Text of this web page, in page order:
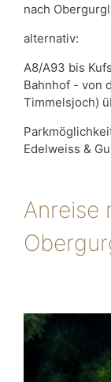
nach
alternativ:
A8/A93 bis
Bahnhof - von
Timmelsjoch)
Edelweiss &
Anreise